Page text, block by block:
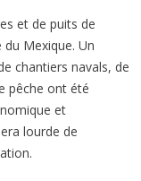
et de puits de
Mexique. Un
chantiers navals, de
pêche ont été
et
lourde de